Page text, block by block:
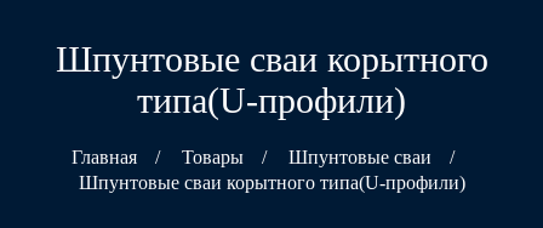
Шпунтовые сваи корытного
типа(U-профили)
Главная / Товары / Шпунтовые сваи
/
Шпунтовые сваи корытного типа(U-профили)